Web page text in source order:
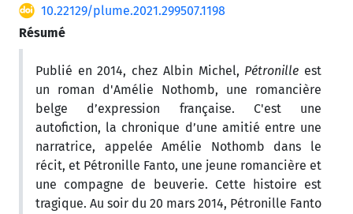
10.22129/plume.2021.299507.1198
Résumé
Publié en 2014, chez Albin Michel, Pétronille est
un roman d'Amélie Nothomb, une romancière
belge d’expression française. C'est une
autofiction, la chronique d’une amitié entre une
narratrice, appelée Amélie Nothomb dans le
récit, et Pétronille Fanto, une jeune romancière et
une compagne de beuverie. Cette histoire est
tragique. Au soir du 20 mars 2014, Pétronille Fanto